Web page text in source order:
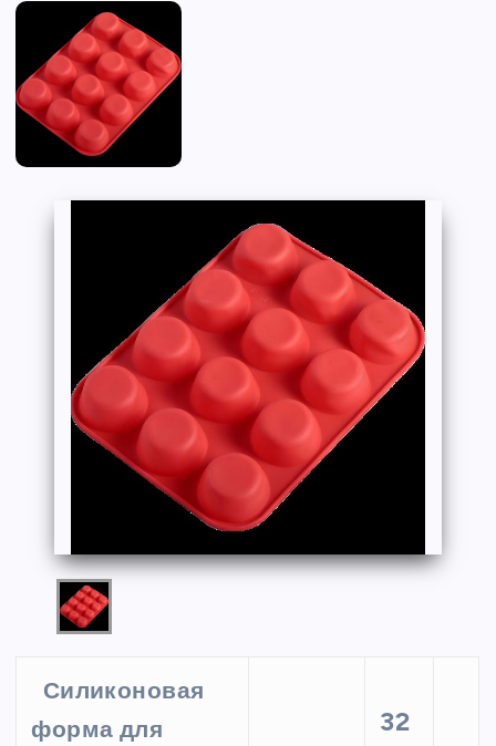
Силиконовая
форма для
32